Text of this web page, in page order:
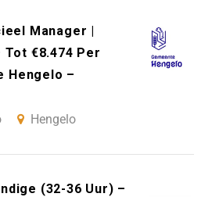
Manager |
€8.474 Per
Hengelo –
Hengelo
(32-36 Uur) –